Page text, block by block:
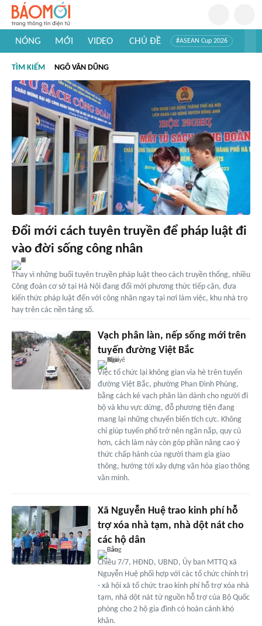
NÓNG MỚI VIDEO CHỦ ĐỀ #ASEAN Cup 2026
#Khám phá thế giới
TÌM KIẾM NGÔ VĂN DŨNG
Đổi mới cách tuyên truyền để pháp luật đi
vào đời sống công nhân
Thay vì những buổi tuyên truyền pháp luật theo cách truyền thống, nhiều
Công đoàn cơ sở tại Hà Nội đang đổi mới phương thức tiếp cận, đưa
kiến thức pháp luật đến với công nhân ngay tại nơi làm việc, khu nhà trọ
hay trên các nền tảng số.
Vạch phân làn, nếp sống mới trên
tuyến đường Việt Bắc
Việc tổ chức lại không gian vỉa hè trên tuyến
đường Việt Bắc, phường Phan Đình Phùng,
bằng cách kẻ vạch phân làn dành cho người đi
bộ và khu vực dừng, đỗ phương tiện đang
mang lại những chuyển biến tích cực. Không
chỉ giúp tuyến phố trở nên ngăn nắp, quy củ
hơn, cách làm này còn góp phần nâng cao ý
thức chấp hành của người tham gia giao
thông, hướng tới xây dựng văn hóa giao thông
văn minh.
Xã Nguyễn Huệ trao kinh phí hỗ
trợ xóa nhà tạm, nhà dột nát cho
các hộ dân
Chiều 7/7, HĐND, UBND, Ủy ban MTTQ xã
Nguyễn Huệ phối hợp với các tổ chức chính trị
- xã hội xã tổ chức trao kinh phí hỗ trợ xóa nhà
tạm, nhà dột nát từ nguồn hỗ trợ của Bộ Quốc
phòng cho 2 hộ gia đình có hoàn cảnh khó
khăn.